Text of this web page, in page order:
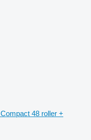
48 roller +